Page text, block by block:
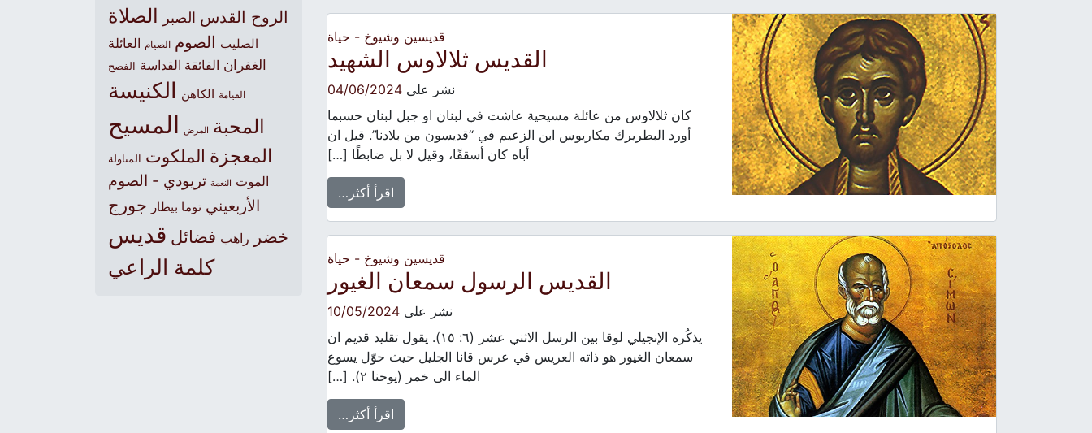
قديسين وشيوخ - حياة
القديس ثلالاوس الشهيد
نشر على 04/06/2024
كان ثلالاوس من عائلة مسيحية عاشت في لبنان او جبل لبنان حسبما
أورد البطريرك مكاريوس ابن الزعيم في “قديسون من بلادنا”. قيل ان
أباه كان أسقفًا، وقيل لا بل ضابطًا […]
اقرأ أكثر…
قديسين وشيوخ - حياة
القديس الرسول سمعان الغيور
نشر على 10/05/2024
يذكُره الإنجيلي لوقا بين الرسل الاثني عشر (٦: ١٥). يقول تقليد قديم ان
سمعان الغيور هو ذاته العريس في عرس قانا الجليل حيث حوّل يسوع
الماء الى خمر (يوحنا ٢). […]
اقرأ أكثر…
الروح القدس الصبر الصلاة
الصليب الصوم الصيام العائلة
الغفران الفائقة القداسة الفصح
القيامة الكاهن الكنيسة
المحبة المرض المسيح
المعجزة الملكوت المناولة
الموت النعمة تريودي - الصوم
الأربعيني توما بيطار جورج
خضر راهب فضائل قديس
كلمة الراعي